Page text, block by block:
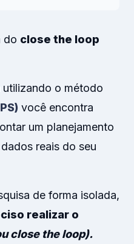
do close the loop
utilizando o método
você encontra
um planejamento
reais do seu
de forma isolada,
realizar o
close the loop).